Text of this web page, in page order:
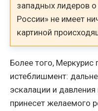
западных лидеров
России» не имеет
картиной
Более того,
истеблишмент:
эскалации и
принесет желаемого